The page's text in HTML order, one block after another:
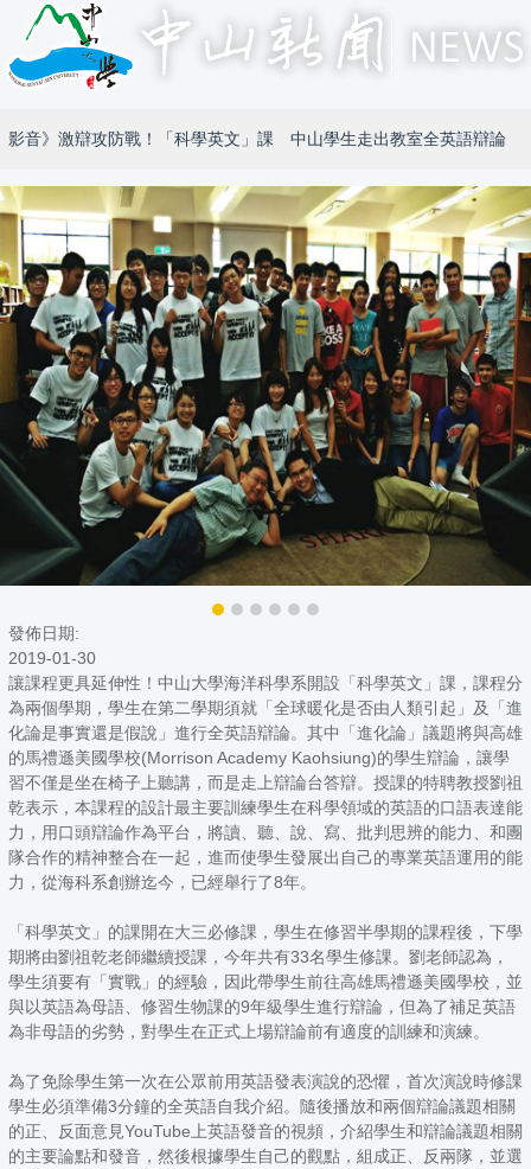
影音》激辯攻防戰！「科學英文」課 中山學生走出教室全英語辯論
發佈日期:
2019-01-30
讓課程更具延伸性！中山大學海洋科學系開設「科學英文」課，課程分
為兩個學期，學生在第二學期須就「全球暖化是否由人類引起」及「進
化論是事實還是假說」進行全英語辯論。其中「進化論」議題將與高雄
的馬禮遜美國學校(Morrison Academy Kaohsiung)的學生辯論，讓學
習不僅是坐在椅子上聽講，而是走上辯論台答辯。授課的特聘教授劉祖
乾表示，本課程的設計最主要訓練學生在科學領域的英語的口語表達能
力，用口頭辯論作為平台，將讀、聽、說、寫、批判思辨的能力、和團
隊合作的精神整合在一起，進而使學生發展出自己的專業英語運用的能
力，從海科系創辦迄今，已經舉行了8年。
「科學英文」的課開在大三必修課，學生在修習半學期的課程後，下學
期將由劉祖乾老師繼續授課，今年共有33名學生修課。劉老師認為，
學生須要有「實戰」的經驗，因此帶學生前往高雄馬禮遜美國學校，並
與以英語為母語、修習生物課的9年級學生進行辯論，但為了補足英語
為非母語的劣勢，對學生在正式上場辯論前有適度的訓練和演練。
為了免除學生第一次在公眾前用英語發表演說的恐懼，首次演說時修課
學生必須準備3分鐘的全英語自我介紹。隨後播放和兩個辯論議題相關
的正、反面意見YouTube上英語發音的視頻，介紹學生和辯論議題相關
的主要論點和發音，然後根據學生自己的觀點，組成正、反兩隊，並選